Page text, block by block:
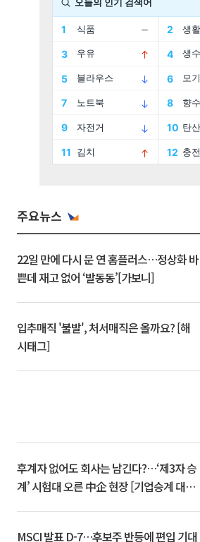
주요뉴스
22일 만에 다시 문 연 홈플러스…정상화 바
쁜데 재고 없어 ‘발동동’[가보니]
입추매직 '불발', 처서매직은 올까요? [해
시태그]
후계자 없어도 회사는 남긴다?…‘제3자 승
계’ 시험대 오른 中企 현장 [기업승계 대전
MSCI 발표 D-7…후보주 반등에 편입 기대